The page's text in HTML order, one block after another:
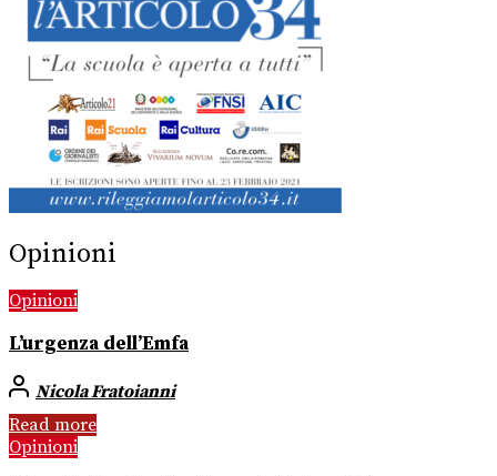
Opinioni
Opinioni
L’urgenza dell’Emfa
Nicola Fratoianni
Read more
Opinioni